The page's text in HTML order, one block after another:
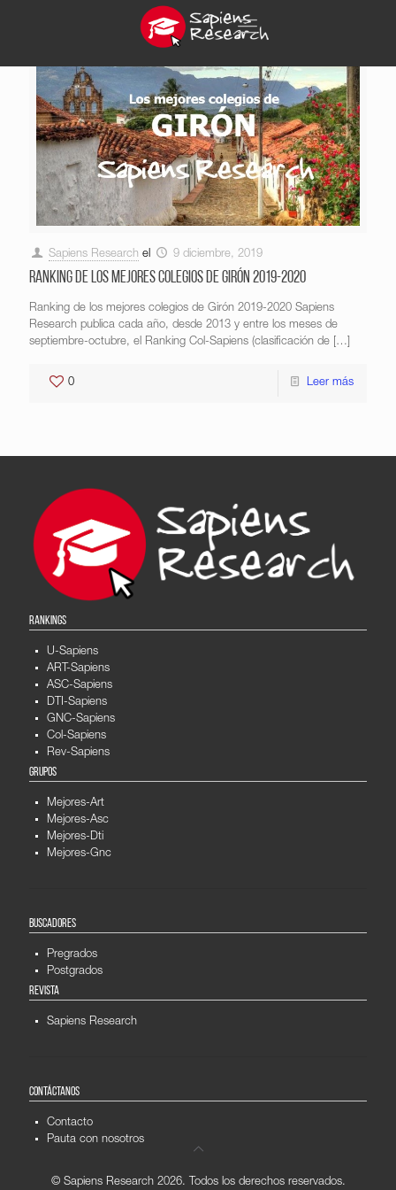
Sapiens Research el 9 diciembre, 2019
Ranking de los mejores colegios de Girón 2019-2020
Ranking de los mejores colegios de Girón 2019-2020 Sapiens
Research publica cada año, desde 2013 y entre los meses de
septiembre-octubre, el Ranking Col-Sapiens (clasificación de […]
0 Leer más
RANKINGS
U-Sapiens
ART-Sapiens
ASC-Sapiens
DTI-Sapiens
GNC-Sapiens
Col-Sapiens
Rev-Sapiens
GRUPOS
Mejores-Art
Mejores-Asc
Mejores-Dti
Mejores-Gnc
BUSCADORES
Pregrados
Postgrados
REVISTA
Sapiens Research
CONTÁCTANOS
Contacto
Pauta con nosotros
© Sapiens Research 2026. Todos los derechos reservados.